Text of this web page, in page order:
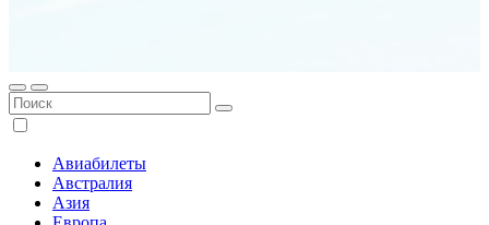
Авиабилеты
Австралия
Азия